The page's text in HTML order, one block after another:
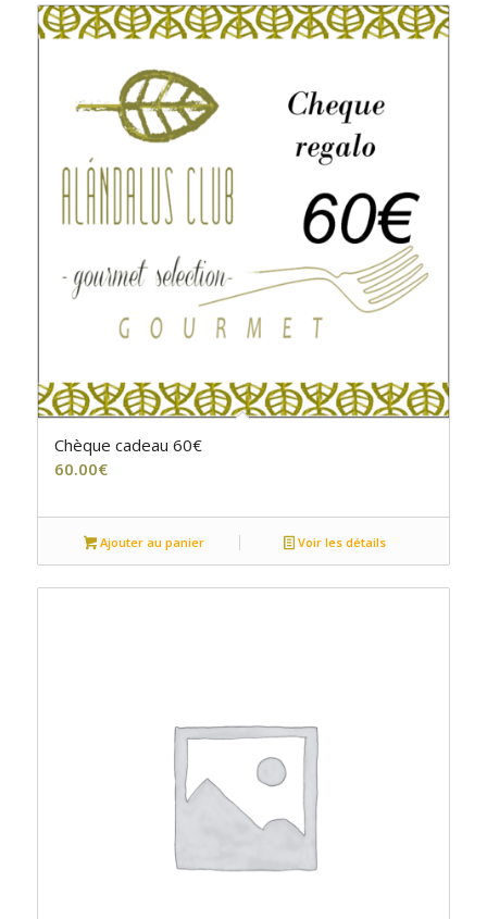
Chèque cadeau 60€
60.00€
Ajouter au panier Voir les détails